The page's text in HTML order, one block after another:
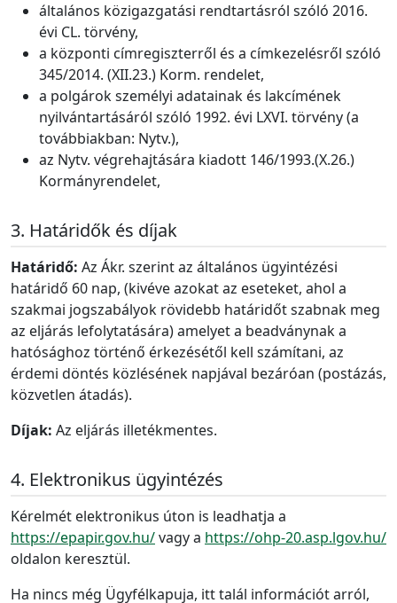
általános közigazgatási rendtartásról szóló 2016.
évi CL. törvény,
a központi címregiszterről és a címkezelésről szóló
345/2014. (XII.23.) Korm. rendelet,
a polgárok személyi adatainak és lakcímének
nyilvántartásáról szóló 1992. évi LXVI. törvény (a
továbbiakban: Nytv.),
az Nytv. végrehajtására kiadott 146/1993.(X.26.)
Kormányrendelet,
Határidők és díjak
Határidő: Az Ákr. szerint az általános ügyintézési
határidő 60 nap, (kivéve azokat az eseteket, ahol a
szakmai jogszabályok rövidebb határidőt szabnak meg
az eljárás lefolytatására) amelyet a beadványnak a
hatósághoz történő érkezésétől kell számítani, az
érdemi döntés közlésének napjával bezáróan (postázás,
közvetlen átadás).
Díjak: Az eljárás illetékmentes.
Elektronikus ügyintézés
Kérelmét elektronikus úton is leadhatja a
https://epapir.gov.hu/vagy a https://ohp-20.asp.lgov.hu/
oldalon keresztül.
Ha nincs még Ügyfélkapuja, itt talál információt arról,